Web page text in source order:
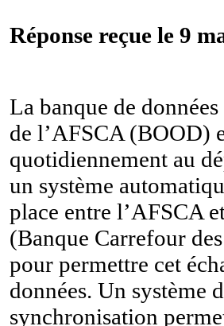
Réponse reçue le 9
La banque de
de l’AFSCA (BOOD)
quotidiennement au
un système
place entre l’AFSCA
(Banque Carrefour
pour permettre cet
données. Un système
synchronisation